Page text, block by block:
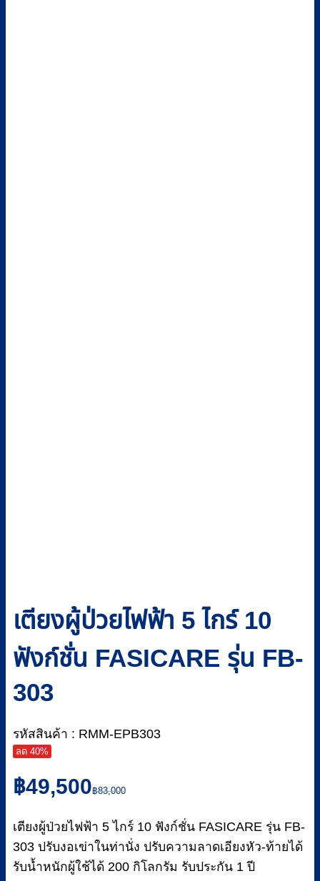
เตียงผู้ป่วยไฟฟ้า 5 ไกร์ 10
ฟังก์ชั่น FASICARE รุ่น FB-
303
รหัสสินค้า : RMM-EPB303
ลด 40%
฿83,000
Original
price
฿83,000.
฿49,500
Current
price
฿49,500.
เตียงผู้ป่วยไฟฟ้า 5 ไกร์ 10 ฟังก์ชั่น FASICARE รุ่น FB-
303 ปรับงอเข่าในท่านั่ง ปรับความลาดเอียงหัว-ท้ายได้
รับน้ำหนักผู้ใช้ได้ 200 กิโลกรัม รับประกัน 1 ปี